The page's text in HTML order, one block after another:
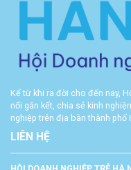
Kể từ khi ra đời cho đến nay,
nối gắn kết, chia sẻ kinh
nghiệp trên địa bàn thành phố
LIÊN HỆ